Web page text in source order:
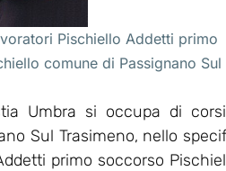
Pischiello Addetti primo
comune di Passignano Sul
Umbra si occupa di
Sul Trasimeno, nello
primo soccorso